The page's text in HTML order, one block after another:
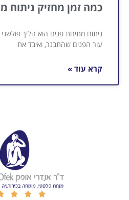
כמה זמן מחזיק ניתוח
ניתוח מתיחת פנים הוא הליך
עור הפנים שהתבגר, ואיבד את
קרא עוד »


